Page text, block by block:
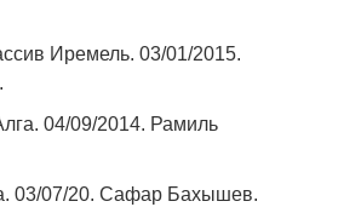
Иремель. 03/01/2015.
04/09/2014. Рамиль
03/07/20. Сафар Бахышев.